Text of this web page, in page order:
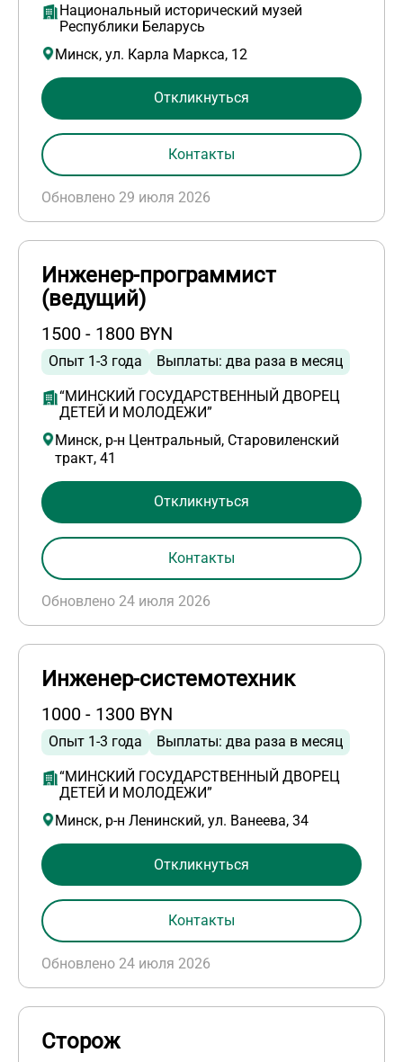
Национальный исторический музей
Республики Беларусь
Минск, ул. Карла Маркса, 12
Обновлено 29 июля 2026
Откликнуться
Контакты
Инженер-программист
(ведущий)
1500 - 1800 BYN
Опыт 1-3 года Выплаты: два раза в месяц
“МИНСКИЙ ГОСУДАРСТВЕННЫЙ ДВОРЕЦ
ДЕТЕЙ И МОЛОДЕЖИ”
Минск, р-н Центральный, Старовиленский
тракт, 41
Обновлено 24 июля 2026
Откликнуться
Контакты
Инженер-системотехник
1000 - 1300 BYN
Опыт 1-3 года Выплаты: два раза в месяц
“МИНСКИЙ ГОСУДАРСТВЕННЫЙ ДВОРЕЦ
ДЕТЕЙ И МОЛОДЕЖИ”
Минск, р-н Ленинский, ул. Ванеева, 34
Обновлено 24 июля 2026
Откликнуться
Контакты
Сторож